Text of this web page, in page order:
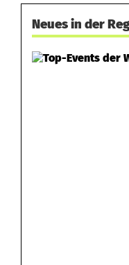
Neues in der